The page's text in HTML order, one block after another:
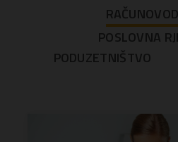
POSLOVNA
PODUZETNIŠTVO